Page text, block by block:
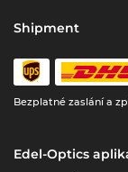
Shipment
Bezplatné zaslání a
Edel-Optics